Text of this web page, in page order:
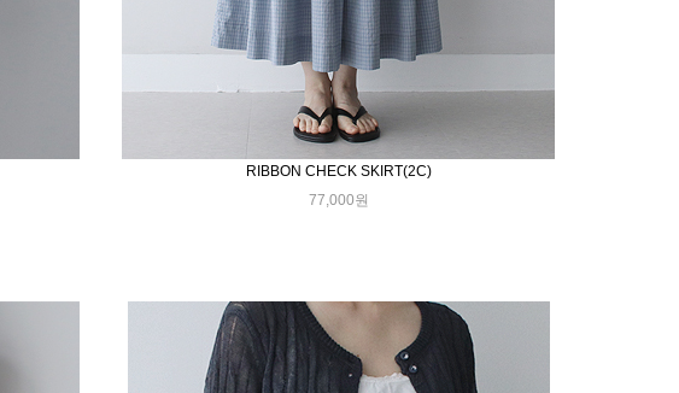
RIBBON CHECK SKIRT(2C)
77,000원